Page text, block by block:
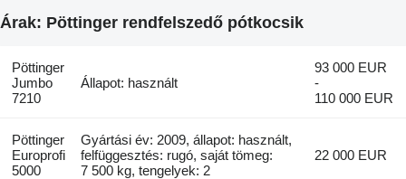
Árak: Pöttinger rendfelszedő pótkocsik
Pöttinger
Jumbo
7210
Állapot: használt
93 000 EUR
-
110 000 EUR
Pöttinger
Europrofi
5000
Gyártási év: 2009, állapot: használt,
felfüggesztés: rugó, saját tömeg:
7 500 kg, tengelyek: 2
22 000 EUR